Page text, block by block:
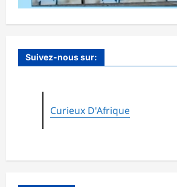
Suivez-nous sur:
Curieux D'Afrique